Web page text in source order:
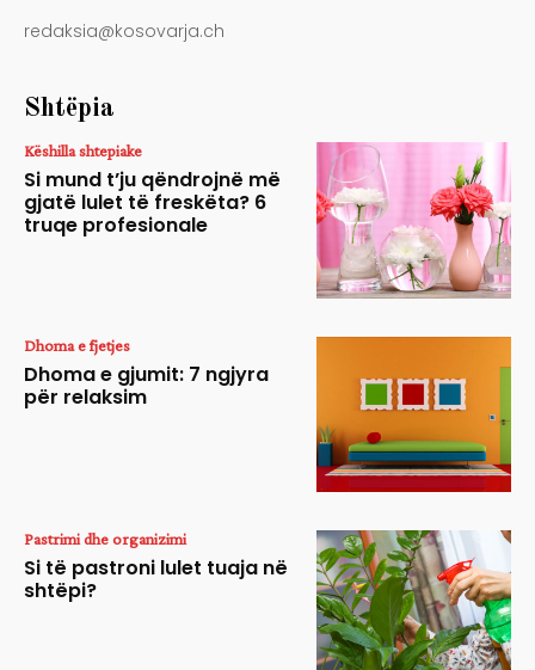
redaksia@kosovarja.ch
Shtëpia
Këshilla shtepiake
Si mund t’ju qëndrojnë më
gjatë lulet të freskëta? 6
truqe profesionale
Dhoma e fjetjes
Dhoma e gjumit: 7 ngjyra
për relaksim
Pastrimi dhe organizimi
Si të pastroni lulet tuaja në
shtëpi?